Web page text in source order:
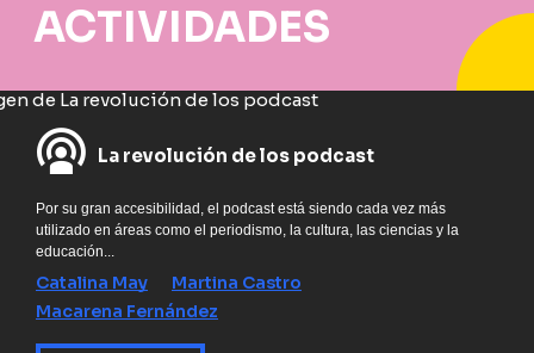
ACTIVIDADES
La revolución de los podcast
Por su gran accesibilidad, el podcast está siendo cada vez más
utilizado en áreas como el periodismo, la cultura, las ciencias y la
educación...
Catalina May
Martina Castro
Macarena Fernández